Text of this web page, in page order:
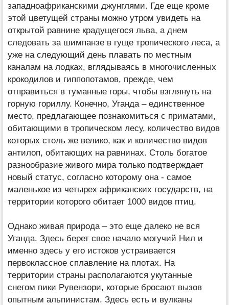
западноафриканскими джунглями. Где еще кроме
этой цветущей страны можно утром увидеть на
открытой равнине крадущегося льва, а днем
следовать за шимпанзе в гуще тропического леса, а
уже на следующий день плавать по местным
каналам на лодках, вглядываясь в многочисленных
крокодилов и гиппопотамов, прежде, чем
отправиться в туманные горы, чтобы взглянуть на
горную гориллу. Конечно, Уганда – единственное
место, предлагающее познакомиться с приматами,
обитающими в тропическом лесу, количество видов
которых столь же велико, как и количество видов
антилоп, обитающих на равнинах. Столь богатое
разнообразие живого мира только подтверждает
новый статус, согласно которому она - самое
маленькое из четырех африканских государств, на
территории которого обитает 1000 видов птиц.
Однако живая природа – это еще далеко не вся
Уганда. Здесь берет свое начало могучий Нил и
именно здесь у его истоков устраивается
первоклассное сплавление на плотах. На
территории страны располагаются укутанные
снегом пики Рувензори, которые бросают вызов
опытным альпинистам. Здесь есть и вулканы